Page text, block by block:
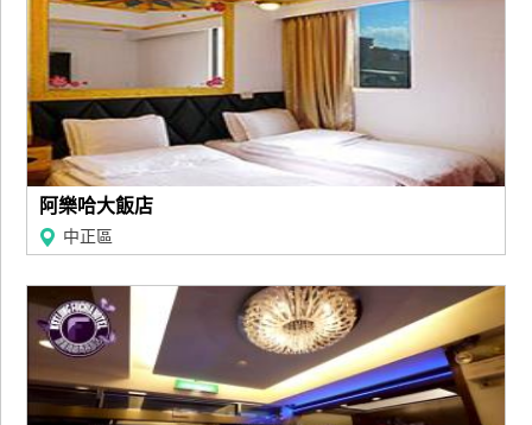
阿樂哈大飯店
中正區